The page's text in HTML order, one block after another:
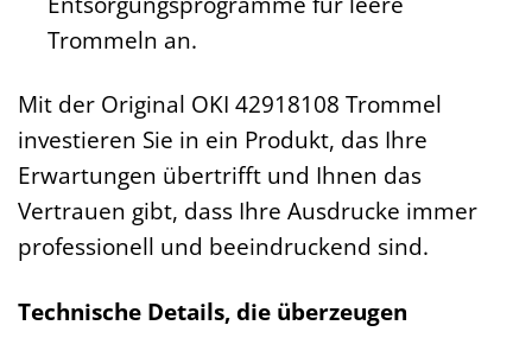
Trommeln an.
Mit der Original OKI 42918108 Trommel
investieren Sie in ein Produkt, das Ihre
Erwartungen übertrifft und Ihnen das
Vertrauen gibt, dass Ihre Ausdrucke immer
professionell und beeindruckend sind.
Technische Details, die überzeugen